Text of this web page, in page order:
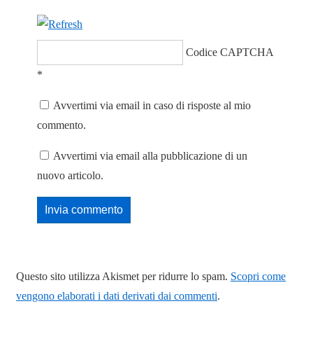
Codice CAPTCHA
*
Avvertimi via email in caso di risposte al mio
commento.
Avvertimi via email alla pubblicazione di un
nuovo articolo.
Questo sito utilizza Akismet per ridurre lo spam. Scopri come
vengono elaborati i dati derivati dai commenti.